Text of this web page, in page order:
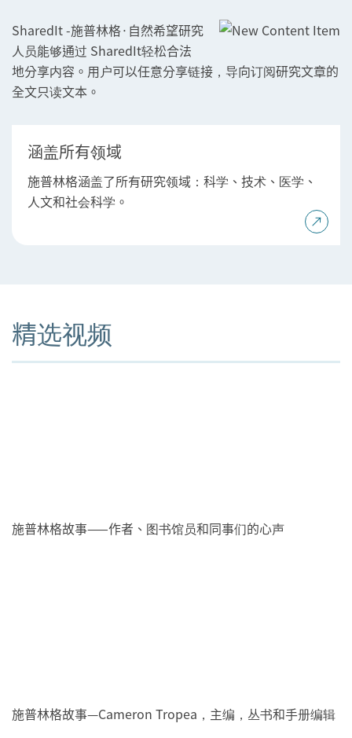
SharedIt -施普林格·自然希望研究
人员能够通过 SharedIt轻松合法
地分享内容。用户可以任意分享链接，导向订阅研究文章的
全文只读文本。
涵盖所有领域
施普林格涵盖了所有研究领域：科学、技术、医学、
人文和社会科学。
精选视频
施普林格故事——作者、图书馆员和同事们的心声
施普林格故事—Cameron Tropea，主编，丛书和手册编辑